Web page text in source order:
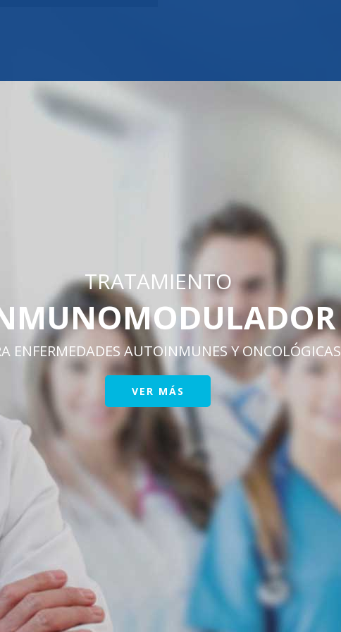
TRATAMIENTO
ENFERMEDADES AUTOINMUNES Y ONCOLÓGICAS
VER MÁS